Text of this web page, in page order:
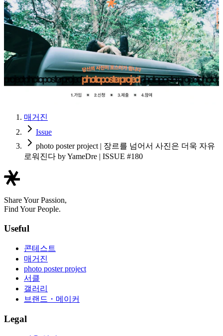
매거진
Issue
photo poster project | 장르를 넘어서 사진은 더욱 자유
로워진다 by YameDre | ISSUE #180
Share Your Passion,
Find Your People.
Useful
콘테스트
매거진
photo poster project
서클
갤러리
브랜드・메이커
Legal